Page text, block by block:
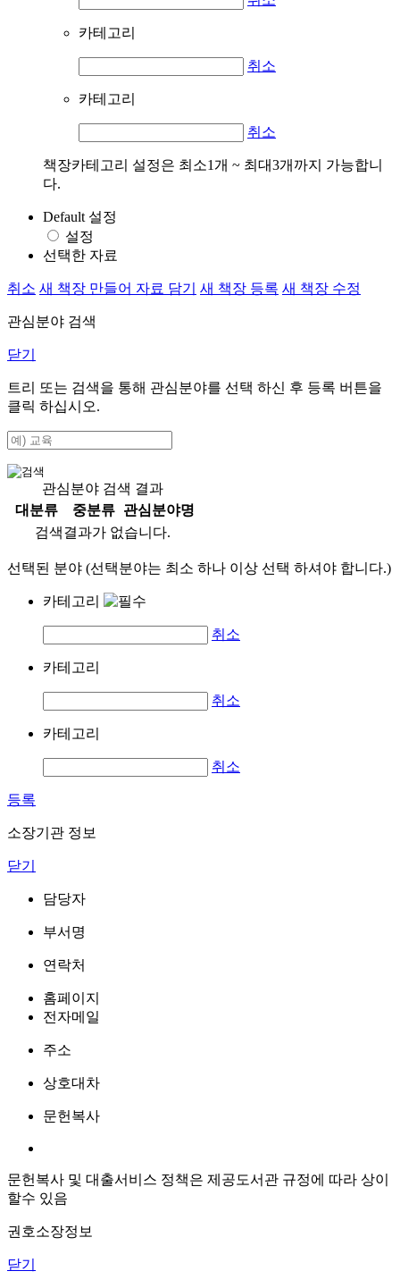
카테고리
취소
카테고리
취소
책장카테고리 설정은 최소1개 ~ 최대3개까지 가능합니
다.
Default 설정
설정
선택한 자료
취소 새 책장 만들어 자료 담기 새 책장 등록 새 책장 수정
관심분야 검색
닫기
트리 또는 검색을 통해 관심분야를 선택 하신 후 등록 버튼을
클릭 하십시오.
관심분야 검색 결과
대분류
중분류
관심분야명
검색결과가 없습니다.
선택된 분야 (선택분야는 최소 하나 이상 선택 하셔야 합니다.)
카테고리
취소
카테고리
취소
카테고리
취소
등록
소장기관 정보
닫기
담당자
부서명
연락처
홈페이지
전자메일
주소
상호대차
문헌복사
문헌복사 및 대출서비스 정책은 제공도서관 규정에 따라 상이
할수 있음
권호소장정보
닫기